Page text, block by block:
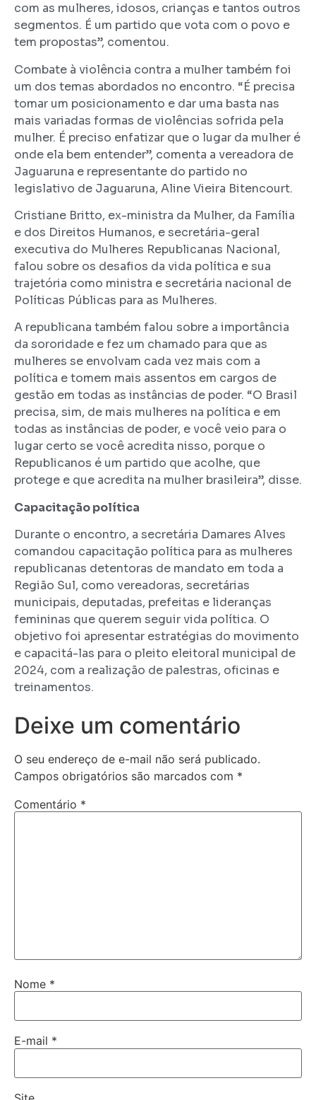
com as mulheres, idosos, crianças e tantos outros
segmentos. É um partido que vota com o povo e
tem propostas”, comentou.
Combate à violência contra a mulher também foi
um dos temas abordados no encontro. “É precisa
tomar um posicionamento e dar uma basta nas
mais variadas formas de violências sofrida pela
mulher. É preciso enfatizar que o lugar da mulher é
onde ela bem entender”, comenta a vereadora de
Jaguaruna e representante do partido no
legislativo de Jaguaruna, Aline Vieira Bitencourt.
Cristiane Britto, ex-ministra da Mulher, da Família
e dos Direitos Humanos, e secretária-geral
executiva do Mulheres Republicanas Nacional,
falou sobre os desafios da vida política e sua
trajetória como ministra e secretária nacional de
Políticas Públicas para as Mulheres.
A republicana também falou sobre a importância
da sororidade e fez um chamado para que as
mulheres se envolvam cada vez mais com a
política e tomem mais assentos em cargos de
gestão em todas as instâncias de poder. “O Brasil
precisa, sim, de mais mulheres na política e em
todas as instâncias de poder, e você veio para o
lugar certo se você acredita nisso, porque o
Republicanos é um partido que acolhe, que
protege e que acredita na mulher brasileira”, disse.
Capacitação política
Durante o encontro, a secretária Damares Alves
comandou capacitação política para as mulheres
republicanas detentoras de mandato em toda a
Região Sul, como vereadoras, secretárias
municipais, deputadas, prefeitas e lideranças
femininas que querem seguir vida política. O
objetivo foi apresentar estratégias do movimento
e capacitá-las para o pleito eleitoral municipal de
2024, com a realização de palestras, oficinas e
treinamentos.
Deixe um comentário
O seu endereço de e-mail não será publicado.
Campos obrigatórios são marcados com *
Comentário *
Nome *
E-mail *